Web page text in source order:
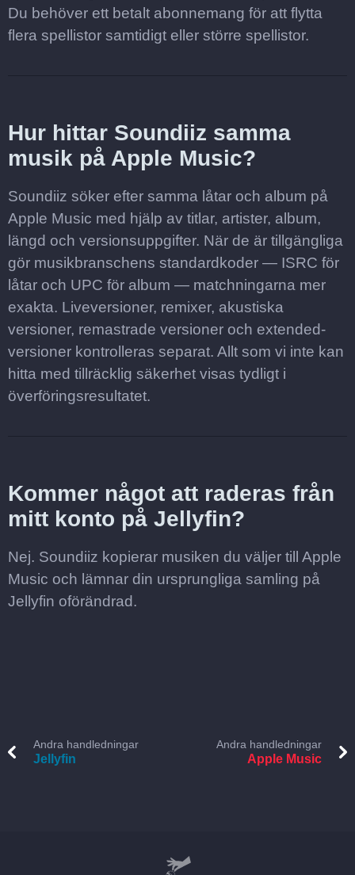
Du behöver ett betalt abonnemang för att flytta
flera spellistor samtidigt eller större spellistor.
Hur hittar Soundiiz samma
musik på Apple Music?
Soundiiz söker efter samma låtar och album på
Apple Music med hjälp av titlar, artister, album,
längd och versionsuppgifter. När de är tillgängliga
gör musikbranschens standardkoder — ISRC för
låtar och UPC för album — matchningarna mer
exakta. Liveversioner, remixer, akustiska
versioner, remastrade versioner och extended-
versioner kontrolleras separat. Allt som vi inte kan
hitta med tillräcklig säkerhet visas tydligt i
överföringsresultatet.
Kommer något att raderas från
mitt konto på Jellyfin?
Nej. Soundiiz kopierar musiken du väljer till Apple
Music och lämnar din ursprungliga samling på
Jellyfin oförändrad.
Andra handledningar
Jellyfin
Andra handledningar
Apple Music